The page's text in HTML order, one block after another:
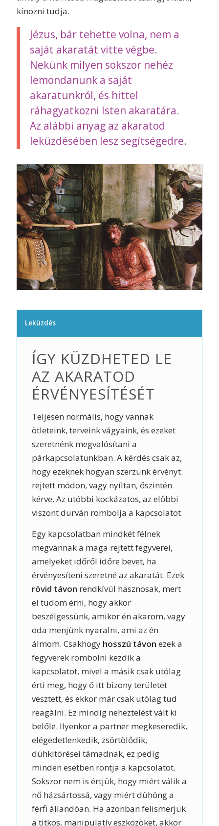
kínozni tudja.
Jézus, bár tehette volna, nem a
saját akaratát vitte végbe.
Nekünk milyen sokszor nehéz
lemondanunk a saját
akaratunkról, és hittel
ráhagyatkozni Isten akaratára.
Az alábbi anyag az akaratod
leküzdésében lesz segítségedre.
Leküzdés
ÍGY KÜZDHETED LE
AZ AKARATOD
ÉRVÉNYESÍTÉSÉT
Teljesen normális, hogy vannak
ötleteink, terveink vágyaink, és ezeket
szeretnénk megvalósítani a
párkapcsolatunkban. A kérdés csak az,
hogy ezeknek hogyan szerzünk érvényt:
rejtett módon, vagy nyíltan, őszintén
kérve. Az utóbbi kockázatos, az előbbi
viszont durván rombolja a kapcsolatot.
Egy kapcsolatban mindkét félnek
megvannak a maga rejtett fegyverei,
amelyeket időről időre bevet, ha
érvényesíteni szeretné az akaratát. Ezek
rövid távon rendkívül hasznosak, mert
el tudom érni, hogy akkor
beszélgessünk, amikor én akarom, vagy
oda menjünk nyaralni, ami az én
álmom. Csakhogy hosszú távon ezek a
fegyverek rombolni kezdik a
kapcsolatot, mivel a másik csak utólag
érti meg, hogy ő itt bizony területet
vesztett, és ekkor már csak utólag tud
reagálni. Ez mindig neheztelést vált ki
belőle. Ilyenkor a partner megkeseredik,
elégedetlenkedik, zsörtölődik,
dühkitörései támadnak, ez pedig
minden esetben rontja a kapcsolatot.
Sokszor nem is értjük, hogy miért válik a
nő házsártossá, vagy miért dühöng a
férfi állandóan. Ha azonban felismerjük
a titkos, manipulatív eszközöket, akkor